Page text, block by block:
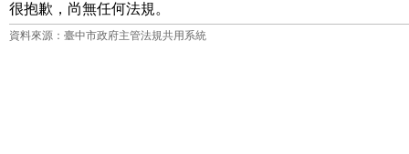
很抱歉，尚無任何法規。
資料來源：臺中市政府主管法規共用系統